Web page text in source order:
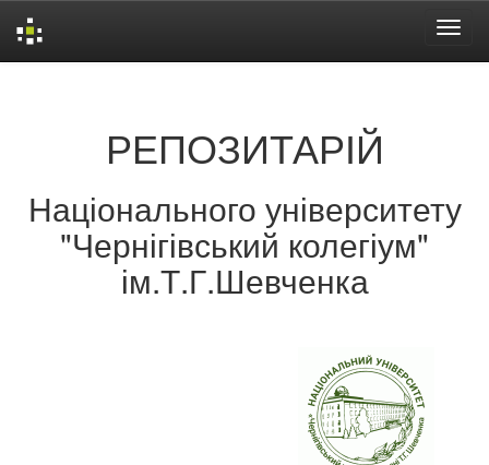
РЕПОЗИТАРІЙ
Національного університету
"Чернігівський колегіум"
ім.Т.Г.Шевченка